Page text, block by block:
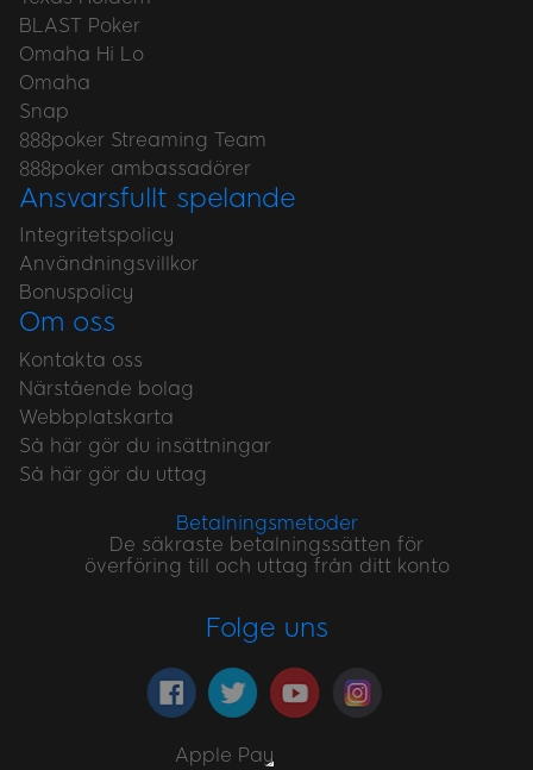
BLAST Poker
Omaha Hi Lo
Omaha
Snap
888poker Streaming Team
888poker ambassadörer
Ansvarsfullt spelande
Integritetspolicy
Användningsvillkor
Bonuspolicy
Om oss
Kontakta oss
Närstående bolag
Webbplatskarta
Så här gör du insättningar
Så här gör du uttag
Betalningsmetoder
De säkraste betalningssätten för
överföring till och uttag från ditt konto
Folge uns
Apple Pay